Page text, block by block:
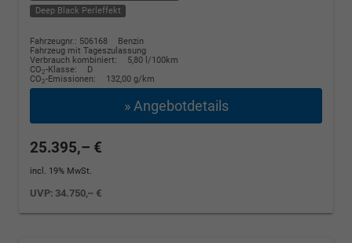
Deep Black Perleffekt
Fahrzeugnr.: 506168
Benzin
Fahrzeug mit Tageszulassung
Verbrauch kombiniert:
5,80 l/100km
CO2-Klasse:
D
CO2-Emissionen: 132,00 g/km
» Angebotdetails
25.395,– €
incl. 19% MwSt.
UVP: 34.750,– €